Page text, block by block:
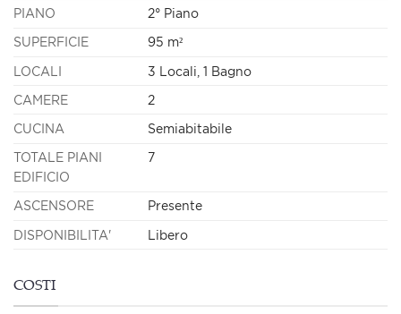
PIANO 2° Piano
SUPERFICIE 95 m²
LOCALI 3 Locali, 1 Bagno
CAMERE 2
CUCINA Semiabitabile
TOTALE PIANI
EDIFICIO
7
ASCENSORE Presente
DISPONIBILITA' Libero
COSTI